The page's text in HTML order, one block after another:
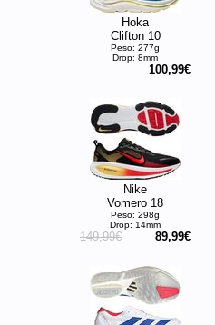
Hoka
Clifton 10
Peso: 277g
Drop: 8mm
100,99€
Nike
Vomero 18
Peso: 298g
Drop: 14mm
149,99€ 89,99€